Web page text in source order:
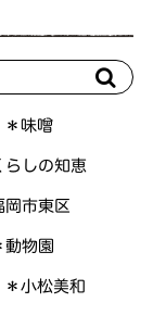
＊味噌
らしの知恵
岡市東区
動物園
＊小松美和